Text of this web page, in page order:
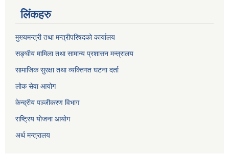
लिंकहरु
मुख्यमन्त्री तथा मन्त्रीपरिषदको कार्यालय
सङ्घीय मामिला तथा सामान्य प्रशासन मन्त्रालय
सामाजिक सुरक्षा तथा व्यक्तिगत घटना दर्ता
लोक सेवा आयोग
केन्द्रीय पञ्जीकरण विभाग
राष्ट्रिय योजना आयोग
अर्थ मन्त्रालय